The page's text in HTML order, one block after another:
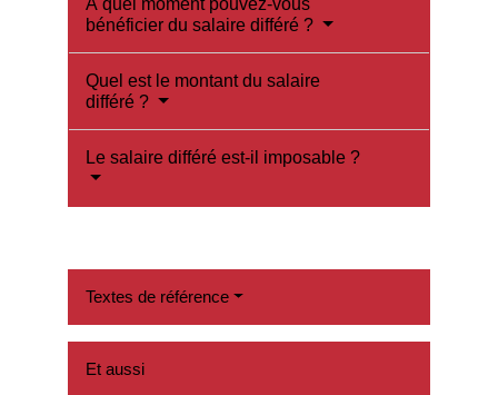
À quel moment pouvez-vous
bénéficier du salaire différé ?
Quel est le montant du salaire
différé ?
Le salaire différé est-il imposable ?
Textes de référence
Et aussi